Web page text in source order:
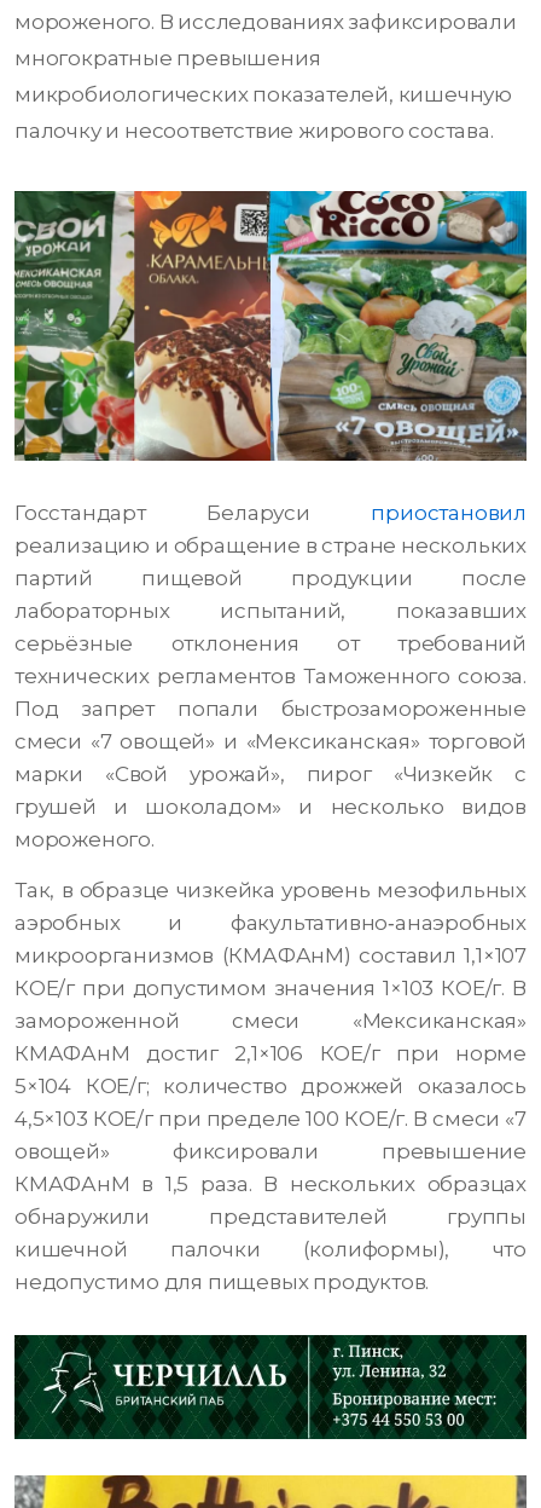
мороженого. В исследованиях зафиксировали
многократные превышения
микробиологических показателей, кишечную
палочку и несоответствие жирового состава.
Госстандарт Беларуси приостановил
реализацию и обращение в стране нескольких
партий пищевой продукции после
лабораторных испытаний, показавших
серьёзные отклонения от требований
технических регламентов Таможенного союза.
Под запрет попали быстрозамороженные
смеси «7 овощей» и «Мексиканская» торговой
марки «Свой урожай», пирог «Чизкейк с
грушей и шоколадом» и несколько видов
мороженого.
Так, в образце чизкейка уровень мезофильных
аэробных и факультативно‑анаэробных
микроорганизмов (КМАФАнМ) составил 1,1×107
КОЕ/г при допустимом значения 1×103 КОЕ/г. В
замороженной смеси «Мексиканская»
КМАФАнМ достиг 2,1×106 КОЕ/г при норме
5×104 КОЕ/г; количество дрожжей оказалось
4,5×103 КОЕ/г при пределе 100 КОЕ/г. В смеси «7
овощей» фиксировали превышение
КМАФАнМ в 1,5 раза. В нескольких образцах
обнаружили представителей группы
кишечной палочки (колиформы), что
недопустимо для пищевых продуктов.